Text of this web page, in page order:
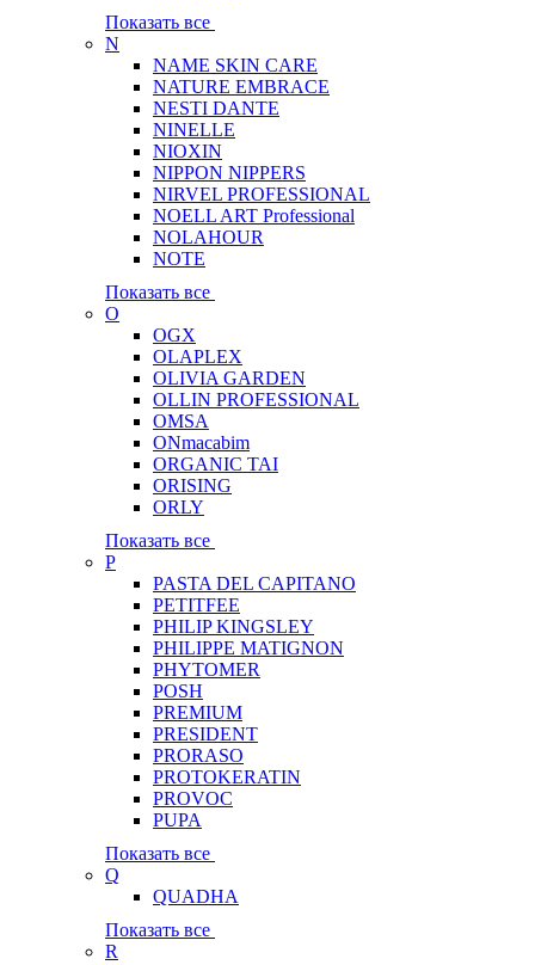
Показать все
N
NAME SKIN CARE
NATURE EMBRACE
NESTI DANTE
NINELLE
NIOXIN
NIPPON NIPPERS
NIRVEL PROFESSIONAL
NOELL ART Professional
NOLAHOUR
NOTE
Показать все
O
OGX
OLAPLEX
OLIVIA GARDEN
OLLIN PROFESSIONAL
OMSA
ONmacabim
ORGANIC TAI
ORISING
ORLY
Показать все
P
PASTA DEL CAPITANO
PETITFEE
PHILIP KINGSLEY
PHILIPPE MATIGNON
PHYTOMER
POSH
PREMIUM
PRESIDENT
PRORASO
PROTOKERATIN
PROVOC
PUPA
Показать все
Q
QUADHA
Показать все
R